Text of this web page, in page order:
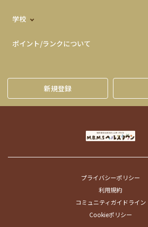
学校
ポイント/ランクについて
新規登録
プライバシーポリシー
利用規約
コミュニティガイドライン
Cookieポリシー